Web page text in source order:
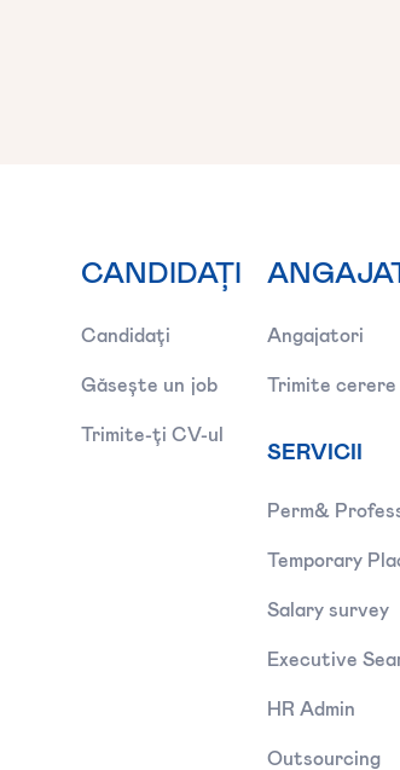
CANDIDAȚI
Candidați
Găsește un job
Trimite-ți CV-ul
Angajatori
Trimite cerere
SERVICII
Perm&
Temporary
Salary survey
Executive
HR Admin
Outsourcing